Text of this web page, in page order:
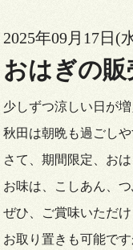
2025年09月17日(
おはぎの
少しずつ涼しい日が
秋田は朝晩も過ごし
さて、期間限定、お
お味は、こしあん、
ぜひ、ご賞味いただけ
お取り置きも可能で